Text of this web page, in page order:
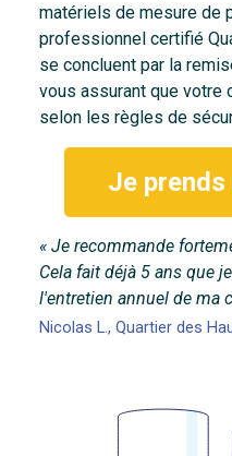
matériels de mesure de
professionnel certifié
se concluent par la
vous assurant que votre
selon les règles de
Je
« Je recommande
Cela fait déjà 5 ans que
l'entretien annuel de ma
Nicolas L., Quartier des